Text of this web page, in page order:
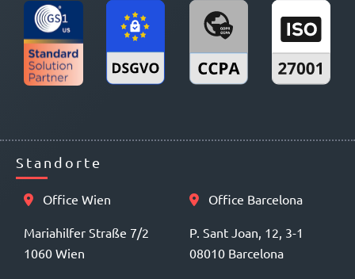
Standorte
Office Wien
Mariahilfer Straße 7/2
1060 Wien
Office Barcelona
P. Sant Joan, 12, 3-1
08010 Barcelona